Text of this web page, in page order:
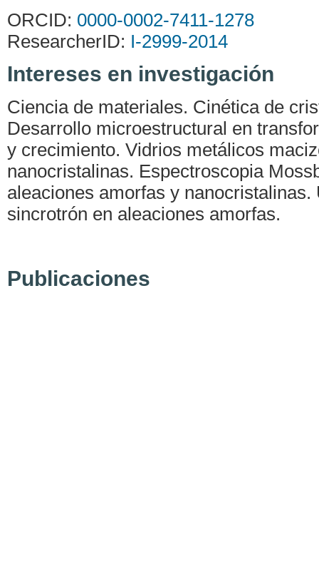
ORCID: 0000-0002-7411-1278
ResearcherID: I-2999-2014
Intereses en investigación
Ciencia de materiales. Cinética de
Desarrollo microestructural en
y crecimiento. Vidrios metálicos
nanocristalinas. Espectroscopia
aleaciones amorfas y nanocristalinas.
sincrotrón en aleaciones amorfas.
Publicaciones